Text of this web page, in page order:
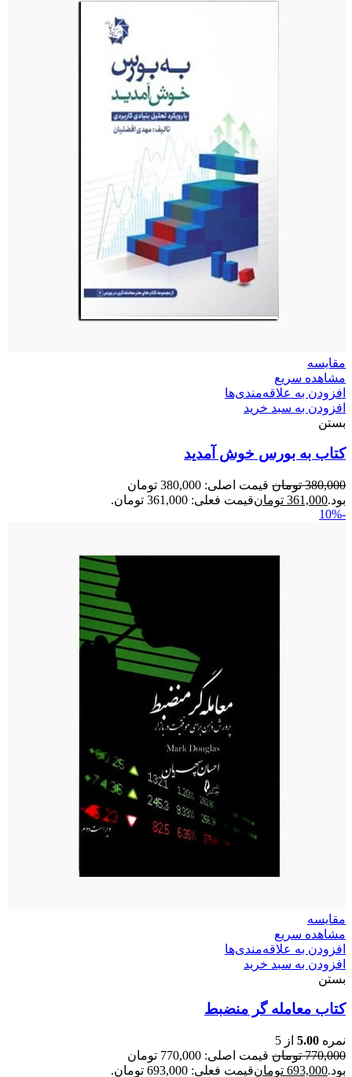
مقایسه
مشاهده سریع
افزودن به علاقه‌مندی‌ها
افزودن به سبد خرید
بستن
کتاب به بورس خوش آمدید
380,000 تومان
قیمت اصلی: 380,000 تومان
بود.361,000 تومانقیمت فعلی: 361,000 تومان.
-10%
مقایسه
مشاهده سریع
افزودن به علاقه‌مندی‌ها
افزودن به سبد خرید
بستن
کتاب معامله گر منضبط
نمره 5.00 از 5
770,000 تومان
قیمت اصلی: 770,000 تومان
بود.693,000 تومانقیمت فعلی: 693,000 تومان.